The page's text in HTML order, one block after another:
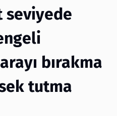
seviyede
bırakma
tutma